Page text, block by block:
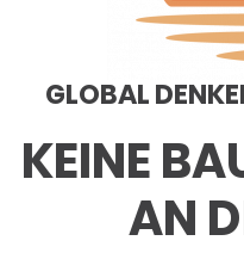
GLOBAL
KEINE
AN